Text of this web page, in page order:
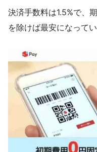
決済手数料は1.5%で、
を除けば最安になってい